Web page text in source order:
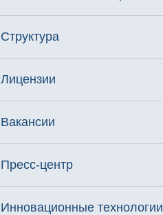
Структура
Лицензии
Вакансии
Пресс-центр
Инновационные технологии